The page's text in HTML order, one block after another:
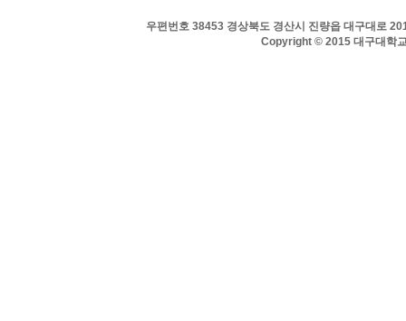
우편번호 38453 경상북도 경산시 진량읍 대구대로
Copyright © 2015 대구대학